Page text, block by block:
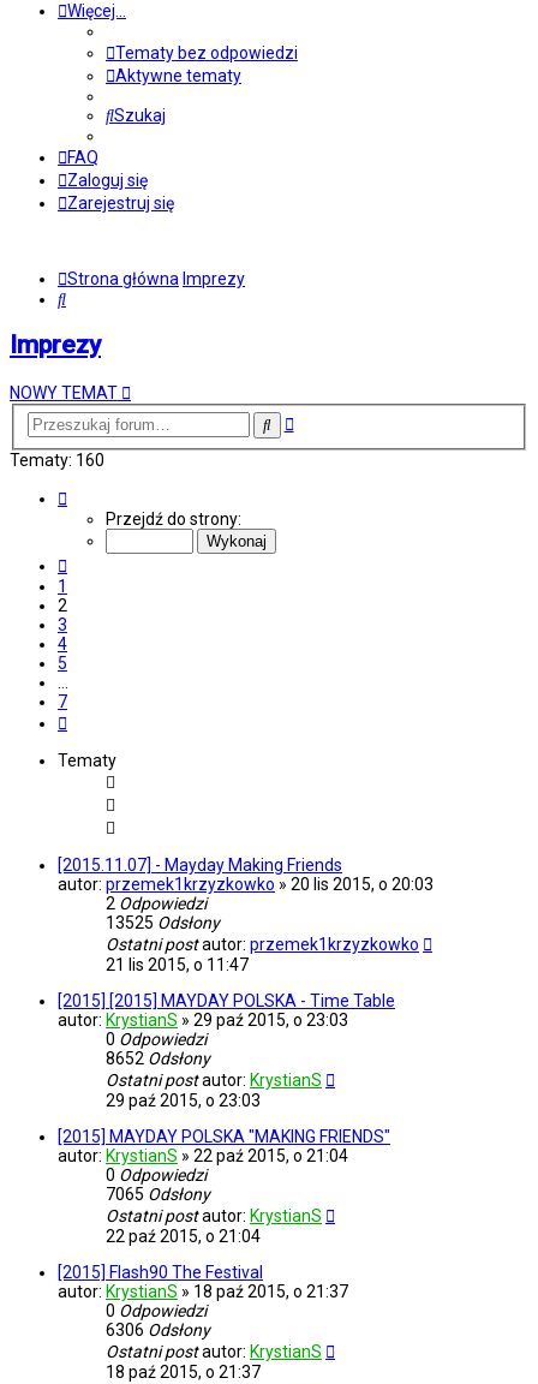
Więcej…
Tematy bez odpowiedzi
Aktywne tematy
Szukaj
FAQ
Zaloguj się
Zarejestruj się
Strona główna Imprezy
Szukaj
Imprezy
NOWY TEMAT
SzukajWyszukiwanie
Tematy: 160
Przejdź do strony:
1
2
3
4
5
…
7
Tematy
[2015.11.07] - Mayday Making Friends
autor: przemek1krzyzkowko » 20 lis 2015, o 20:03
2 Odpowiedzi
13525 Odsłony
Ostatni postautor: przemek1krzyzkowko
21 lis 2015, o 11:47
[2015] [2015] MAYDAY POLSKA - Time Table
autor: KrystianS » 29 paź 2015, o 23:03
0 Odpowiedzi
8652 Odsłony
Ostatni postautor: KrystianS
29 paź 2015, o 23:03
[2015] MAYDAY POLSKA "MAKING FRIENDS"
autor: KrystianS » 22 paź 2015, o 21:04
0 Odpowiedzi
7065 Odsłony
Ostatni postautor: KrystianS
22 paź 2015, o 21:04
[2015] Flash90 The Festival
autor: KrystianS » 18 paź 2015, o 21:37
0 Odpowiedzi
6306 Odsłony
Ostatni postautor: KrystianS
18 paź 2015, o 21:37